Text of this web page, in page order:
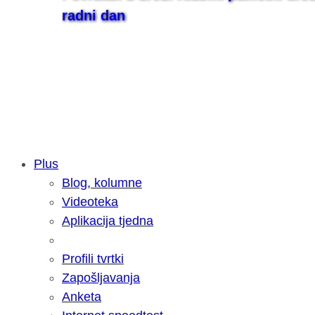
radni dan
Samsung otkrio kako je nastajala
razvoja donijelo tanje i izdržljivije
Plus
Blog, kolumne
Videoteka
Aplikacija tjedna
Profili tvrtki
Zapošljavanja
Anketa